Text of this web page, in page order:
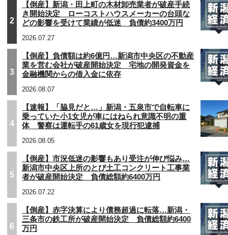
2
【倒産】新潟・田上町の木材卸売業者が破産手続
き開始決定 ローコストハウスメーカーの台頭な
どの影響を受けて業績が低迷 負債約3400万円
2026.07.27
3
【倒産】負債額は約6億円…新潟市中央区の不動産
業を営む会社が破産開始決定 宅地の開発資金を
金融機関からの借入金に依存
2026.08.07
4
【速報】「脇見だと…」新潟・五泉市で自転車に
乗っていた小1女児が車にはねられ意識不明の重
体 警察は運転手の61歳女を現行犯逮捕
2026.08.05
5
【倒産】市況低迷の影響もあり受注が伸び悩み…
新潟市中央区上所のとび土工コンクリート工事業
者が破産開始決定 負債総額約6400万円
2026.07.22
6
【倒産】赤字決算により債務超過に転落…新潟・
三条市の鉄工所が破産開始決定 負債総額約6400
万円